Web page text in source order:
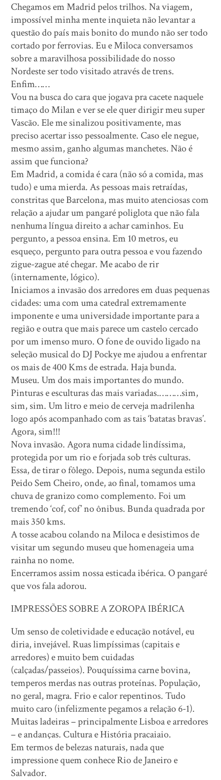
Chegamos em Madrid pelos trilhos. Na viagem,
impossível minha mente inquieta não levantar a
questão do país mais bonito do mundo não ser todo
cortado por ferrovias. Eu e Miloca conversamos
sobre a maravilhosa possibilidade do nosso
Nordeste ser todo visitado através de trens.
Enfim……
Vou na busca do cara que jogava pra cacete naquele
timaço do Milan e ver se ele quer dirigir meu super
Vascão. Ele me sinalizou positivamente, mas
preciso acertar isso pessoalmente. Caso ele negue,
mesmo assim, ganho algumas manchetes. Não é
assim que funciona?
Em Madrid, a comida é cara (não só a comida, mas
tudo) e uma mierda. As pessoas mais retraídas,
constritas que Barcelona, mas muito atenciosas com
relação a ajudar um pangaré poliglota que não fala
nenhuma língua direito a achar caminhos. Eu
pergunto, a pessoa ensina. Em 10 metros, eu
esqueço, pergunto para outra pessoa e vou fazendo
zigue-zague até chegar. Me acabo de rir
(internamente, lógico).
Iniciamos a invasão dos arredores em duas pequenas
cidades: uma com uma catedral extremamente
imponente e uma universidade importante para a
região e outra que mais parece um castelo cercado
por um imenso muro. O fone de ouvido ligado na
seleção musical do DJ Pockye me ajudou a enfrentar
os mais de 400 Kms de estrada. Haja bunda.
Museu. Um dos mais importantes do mundo.
Pinturas e esculturas das mais variadas.………sim,
sim, sim. Um litro e meio de cerveja madrilenha
logo após acompanhado com as tais ‘batatas bravas’.
Agora, sim!!!
Nova invasão. Agora numa cidade lindíssima,
protegida por um rio e forjada sob três culturas.
Essa, de tirar o fôlego. Depois, numa segunda estilo
Peido Sem Cheiro, onde, ao final, tomamos uma
chuva de granizo como complemento. Foi um
tremendo ‘cof, cof’ no ônibus. Bunda quadrada por
mais 350 kms.
A tosse acabou colando na Miloca e desistimos de
visitar um segundo museu que homenageia uma
rainha no nome.
Encerramos assim nossa esticada ibérica. O pangaré
que vos fala adorou.
IMPRESSÕES SOBRE A ZOROPA IBÉRICA
Um senso de coletividade e educação notável, eu
diria, invejável. Ruas limpíssimas (capitais e
arredores) e muito bem cuidadas
(calçadas/passeios). Pouquíssima carne bovina,
temperos merdas nas outras proteínas. População,
no geral, magra. Frio e calor repentinos. Tudo
muito caro (infelizmente pegamos a relação 6-1).
Muitas ladeiras – principalmente Lisboa e arredores
– e andanças. Cultura e História pracaiaio.
Em termos de belezas naturais, nada que
impressione quem conhece Rio de Janeiro e
Salvador.